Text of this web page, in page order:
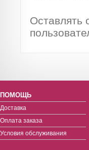
Оставлять
ПОМОЩЬ
Доставка
Оплата заказа
Условия обслуживания